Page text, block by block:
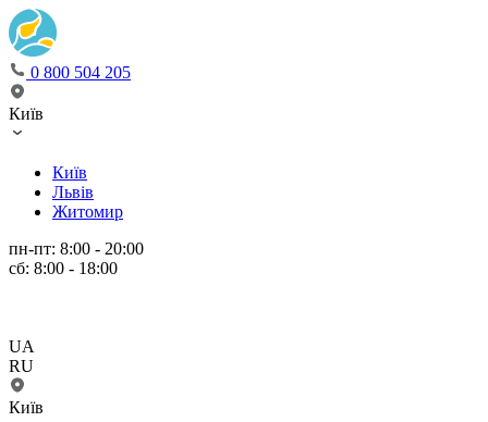
0 800 504 205
Київ
Київ
Львів
Житомир
пн-пт: 8:00 - 20:00
сб: 8:00 - 18:00
UA
RU
Київ